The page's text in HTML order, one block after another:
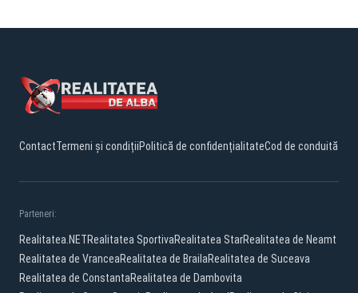
ContactTermeni și condițiiPolitică de confidențialitateCod de conduită
Parteneri:
Realitatea.NETRealitatea SportivaRealitatea StarRealitatea de Neamt
Realitatea de VranceaRealitatea de BrailaRealitatea de Suceava
Realitatea de ConstantaRealitatea de Dambovita